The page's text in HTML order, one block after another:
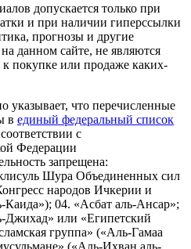
допускается только при
и при наличии гиперссылки
прогнозы и другие
данном сайте, не являются
покупке или продаже каких-
указывает, что перечисленные
в единый федеральный список
с
Федерации
запрещена:
Шура Объединенных сил
народов Ичкерии и
Каида»); 04. «Асбат аль-Ансар»;
Джихад» или «Египетский
группа» («Аль-Гамаа
(«Аль-Ихван аль-